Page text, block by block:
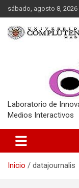
Saltar
al
contenido
sábado, agosto 8, 2026
Laboratorio de
Medios Interactivos
Inicio datajournalis